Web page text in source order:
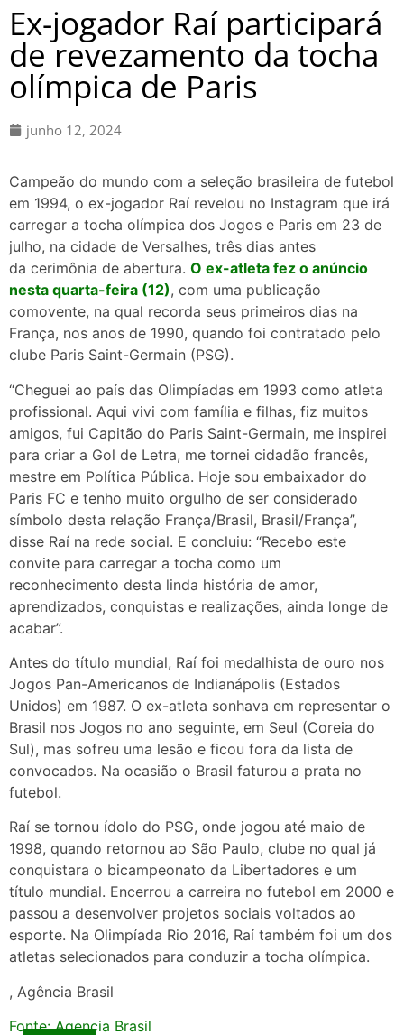
Ex-jogador Raí participará
de revezamento da tocha
olímpica de Paris
junho 12, 2024
Campeão do mundo com a seleção brasileira de futebol
em 1994, o ex-jogador Raí revelou no Instagram que irá
carregar a tocha olímpica dos Jogos e Paris em 23 de
julho, na cidade de Versalhes, três dias antes
da cerimônia de abertura. O ex-atleta fez o anúncio
nesta quarta-feira (12), com uma publicação
comovente, na qual recorda seus primeiros dias na
França, nos anos de 1990, quando foi contratado pelo
clube Paris Saint-Germain (PSG).
“Cheguei ao país das Olimpíadas em 1993 como atleta
profissional. Aqui vivi com família e filhas, fiz muitos
amigos, fui Capitão do Paris Saint-Germain, me inspirei
para criar a Gol de Letra, me tornei cidadão francês,
mestre em Política Pública. Hoje sou embaixador do
Paris FC e tenho muito orgulho de ser considerado
símbolo desta relação França/Brasil, Brasil/França”,
disse Raí na rede social. E concluiu: “Recebo este
convite para carregar a tocha como um
reconhecimento desta linda história de amor,
aprendizados, conquistas e realizações, ainda longe de
acabar”.
Antes do título mundial, Raí foi medalhista de ouro nos
Jogos Pan-Americanos de Indianápolis (Estados
Unidos) em 1987. O ex-atleta sonhava em representar o
Brasil nos Jogos no ano seguinte, em Seul (Coreia do
Sul), mas sofreu uma lesão e ficou fora da lista de
convocados. Na ocasião o Brasil faturou a prata no
futebol.
Raí se tornou ídolo do PSG, onde jogou até maio de
1998, quando retornou ao São Paulo, clube no qual já
conquistara o bicampeonato da Libertadores e um
título mundial. Encerrou a carreira no futebol em 2000 e
passou a desenvolver projetos sociais voltados ao
esporte. Na Olimpíada Rio 2016, Raí também foi um dos
atletas selecionados para conduzir a tocha olímpica.
, Agência Brasil
Fonte: Agencia Brasil